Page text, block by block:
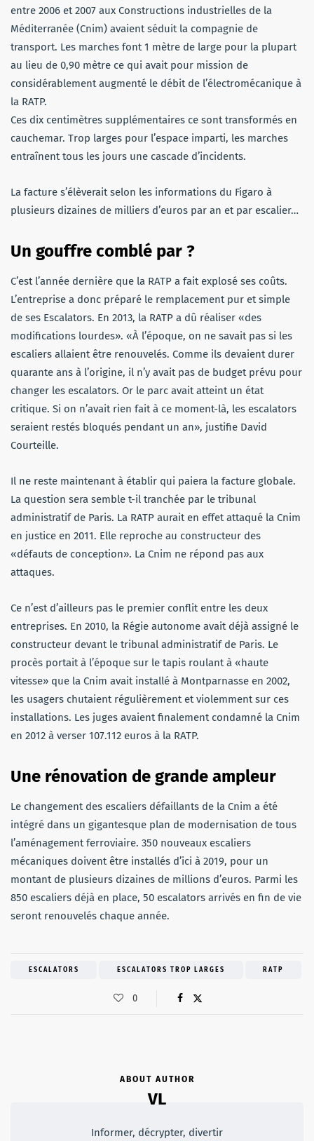
entre 2006 et 2007 aux Constructions industrielles de la
Méditerranée (Cnim) avaient séduit la compagnie de
transport. Les marches font 1 mètre de large pour la plupart
au lieu de 0,90 mètre ce qui avait pour mission de
considérablement augmenté le débit de l’électromécanique à
la RATP.
Ces dix centimètres supplémentaires ce sont transformés en
cauchemar. Trop larges pour l’espace imparti, les marches
entraînent tous les jours une cascade d’incidents.
La facture s’élèverait selon les informations du Figaro à
plusieurs dizaines de milliers d’euros par an et par escalier…
Un gouffre comblé par ?
C’est l’année dernière que la RATP a fait explosé ses coûts.
L’entreprise a donc préparé le remplacement pur et simple
de ses Escalators. En 2013, la RATP a dû réaliser «des
modifications lourdes». «À l’époque, on ne savait pas si les
escaliers allaient être renouvelés. Comme ils devaient durer
quarante ans à l’origine, il n’y avait pas de budget prévu pour
changer les escalators. Or le parc avait atteint un état
critique. Si on n’avait rien fait à ce moment-là, les escalators
seraient restés bloqués pendant un an», justifie David
Courteille.
Il ne reste maintenant à établir qui paiera la facture globale.
La question sera semble t-il tranchée par le tribunal
administratif de Paris. La RATP aurait en effet attaqué la Cnim
en justice en 2011. Elle reproche au constructeur des
«défauts de conception». La Cnim ne répond pas aux
attaques.
Ce n’est d’ailleurs pas le premier conflit entre les deux
entreprises. En 2010, la Régie autonome avait déjà assigné le
constructeur devant le tribunal administratif de Paris. Le
procès portait à l’époque sur le tapis roulant à «haute
vitesse» que la Cnim avait installé à Montparnasse en 2002,
les usagers chutaient régulièrement et violemment sur ces
installations. Les juges avaient finalement condamné la Cnim
en 2012 à verser 107.112 euros à la RATP.
Une rénovation de grande ampleur
Le changement des escaliers défaillants de la Cnim a été
intégré dans un gigantesque plan de modernisation de tous
l’aménagement ferroviaire. 350 nouveaux escaliers
mécaniques doivent être installés d’ici à 2019, pour un
montant de plusieurs dizaines de millions d’euros. Parmi les
850 escaliers déjà en place, 50 escalators arrivés en fin de vie
seront renouvelés chaque année.
ESCALATORS ESCALATORS TROP LARGES RATP
0
ABOUT AUTHOR
VL
Informer, décrypter, divertir